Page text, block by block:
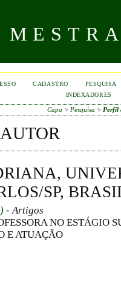
CADASTRO
PESQUISA
INDEXADORES
Capa > Pesquisa > Perfil
SP,
- Artigos
NO ESTÁGIO
E ATUAÇÃO